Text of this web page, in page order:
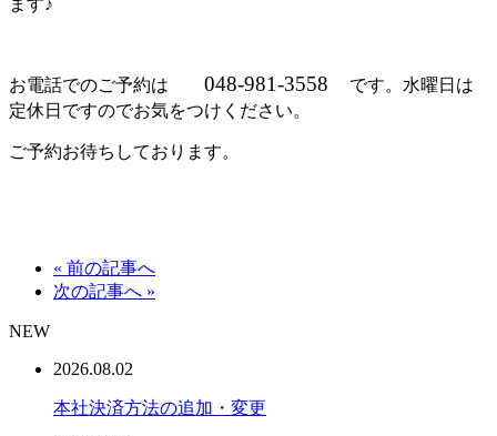
お電話でのご予約は 048-981-3558
です。水曜日は
定休日ですのでお気をつけください。
ご予約お待ちしております。
« 前の記事へ
次の記事へ »
NEW
2026.08.02
本社決済方法の追加・変更